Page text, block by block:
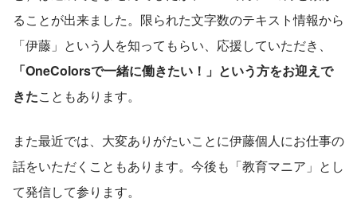
ることが出来ました。限られた文字数のテキスト情報から
「伊藤」という人を知ってもらい、応援していただき、
「OneColorsで一緒に働きたい！」という方をお迎えで
きたこともあります。
また最近では、大変ありがたいことに伊藤個人にお仕事の
話をいただくこともあります。今後も「教育マニア」とし
て発信して参ります。